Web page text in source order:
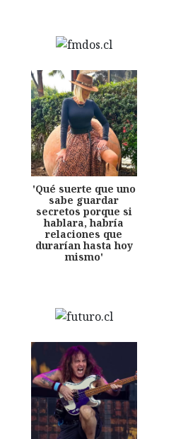
'Qué suerte que uno
sabe guardar
secretos porque si
hablara, habría
relaciones que
durarían hasta hoy
mismo'